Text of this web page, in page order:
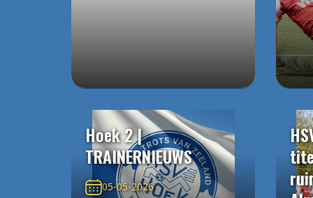
Hoek 2 |
TRAINERNIEUWS
05-05-2026